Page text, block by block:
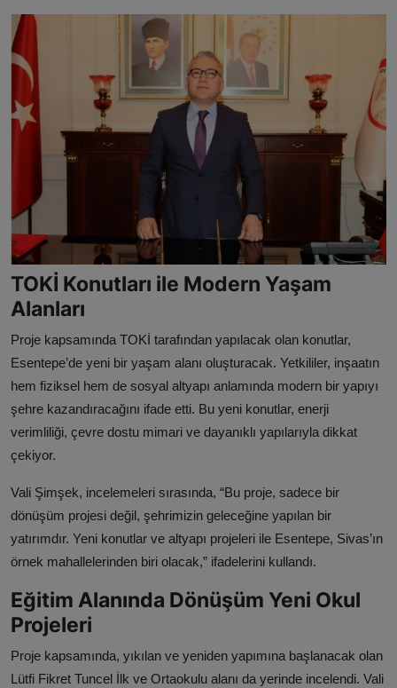
TOKİ Konutları ile Modern Yaşam
Alanları
Proje kapsamında TOKİ tarafından yapılacak olan konutlar,
Esentepe’de yeni bir yaşam alanı oluşturacak. Yetkililer, inşaatın
hem fiziksel hem de sosyal altyapı anlamında modern bir yapıyı
şehre kazandıracağını ifade etti. Bu yeni konutlar, enerji
verimliliği, çevre dostu mimari ve dayanıklı yapılarıyla dikkat
çekiyor.
Vali Şimşek, incelemeleri sırasında, “Bu proje, sadece bir
dönüşüm projesi değil, şehrimizin geleceğine yapılan bir
yatırımdır. Yeni konutlar ve altyapı projeleri ile Esentepe, Sivas’ın
örnek mahallelerinden biri olacak,” ifadelerini kullandı.
Eğitim Alanında Dönüşüm Yeni Okul
Projeleri
Proje kapsamında, yıkılan ve yeniden yapımına başlanacak olan
Lütfi Fikret Tuncel İlk ve Ortaokulu alanı da yerinde incelendi. Vali